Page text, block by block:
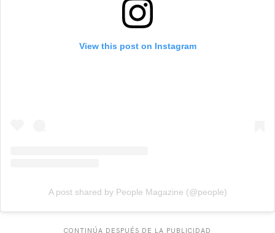
View this post on Instagram
A post shared by People Magazine (@people)
CONTINÚA DESPUÉS DE LA PUBLICIDAD